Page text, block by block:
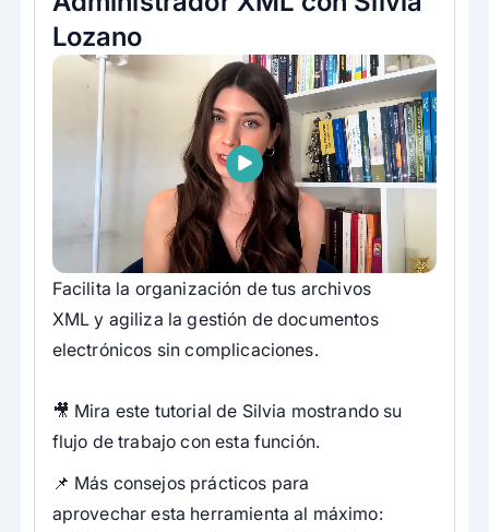
Lozano
Facilita la organización de tus archivos
XML y agiliza la gestión de documentos
electrónicos sin complicaciones.
🎥 Mira este tutorial de Silvia mostrando su
flujo de trabajo con esta función.
📌 Más consejos prácticos para
aprovechar esta herramienta al máximo: